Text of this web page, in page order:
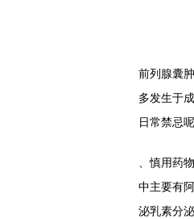
前列腺囊
多发生于
日常禁忌
、慎用药
中主要有
泌乳素分